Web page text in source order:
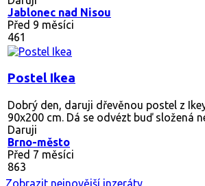
Jablonec nad Nisou
Před 9 měsíci
461
Postel Ikea
Dobrý den, daruji dřevěnou postel z
90x200 cm. Dá se odvézt buď složená
Daruji
Brno-město
Před 7 měsíci
863
Zobrazit nejnovější inzeráty